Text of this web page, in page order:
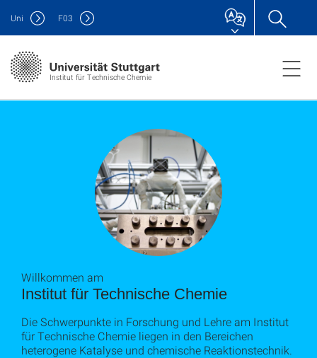
Institut für Technische Chemie
Uni F03
Institut für Technische Chemie
Willkommen am
Die Schwerpunkte in Forschung und Lehre am Institut
für Technische Chemie liegen in den Bereichen
heterogene Katalyse und chemische Reaktionstechnik.